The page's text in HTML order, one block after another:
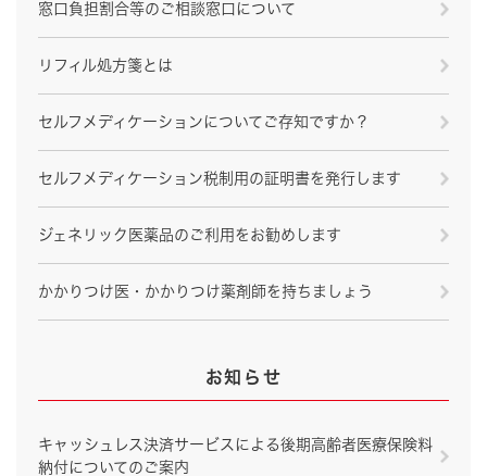
窓口負担割合等のご相談窓口について
リフィル処方箋とは
セルフメディケーションについてご存知ですか？
セルフメディケーション税制用の証明書を発行します
ジェネリック医薬品のご利用をお勧めします
かかりつけ医・かかりつけ薬剤師を持ちましょう
お知らせ
キャッシュレス決済サービスによる後期高齢者医療保険料
納付についてのご案内